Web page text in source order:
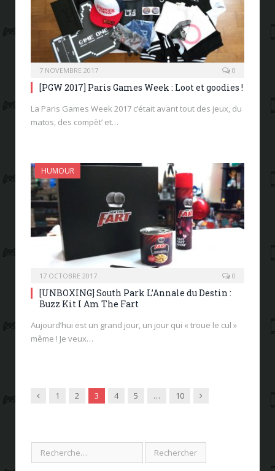
7 NOVEMBRE 2017 0
[PGW 2017] Paris Games Week : Loot et goodies !
La Paris Games Week 2017 c’était avant tout des jeux, du
matos, des compèt’ et…
HUMOUR
17 OCTOBRE 2017 0
[UNBOXING] South Park L’Annale du Destin :
Buzz Kit I Am The Fart
Aujourd’hui est un grand jour, un jour qui « troue le cul »
même ! Je veux…
Previous
1 2 3 4 5 … 10 Next